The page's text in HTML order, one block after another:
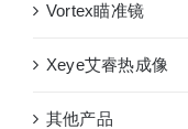
Vortex瞄准镜
Xeye艾睿热成像
其他产品